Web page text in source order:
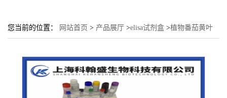
您当前的位置： 网站首页 > 产品展厅 >elisa试剂盒 >植物番茄黄叶